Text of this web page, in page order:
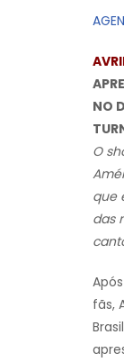
NO
O
que
das
fãs,